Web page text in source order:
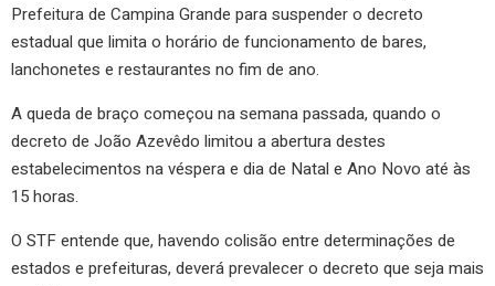
Prefeitura de Campina Grande para suspender o decreto
estadual que limita o horário de funcionamento de bares,
lanchonetes e restaurantes no fim de ano.
A queda de braço começou na semana passada, quando o
decreto de João Azevêdo limitou a abertura destes
estabelecimentos na véspera e dia de Natal e Ano Novo até às
15 horas.
O STF entende que, havendo colisão entre determinações de
estados e prefeituras, deverá prevalecer o decreto que seja mais